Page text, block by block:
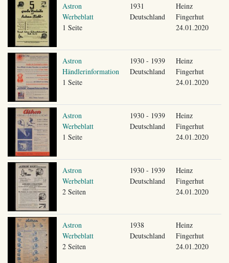
Astron
Werbeblatt
1 Seite
1931
Deutschland
Heinz
Fingerhut
24.01.2020
Astron
Händlerinformation
1 Seite
1930 - 1939
Deutschland
Heinz
Fingerhut
24.01.2020
Astron
Werbeblatt
1 Seite
1930 - 1939
Deutschland
Heinz
Fingerhut
24.01.2020
Astron
Werbeblatt
2 Seiten
1930 - 1939
Deutschland
Heinz
Fingerhut
24.01.2020
Astron
Werbeblatt
2 Seiten
1938
Deutschland
Heinz
Fingerhut
24.01.2020